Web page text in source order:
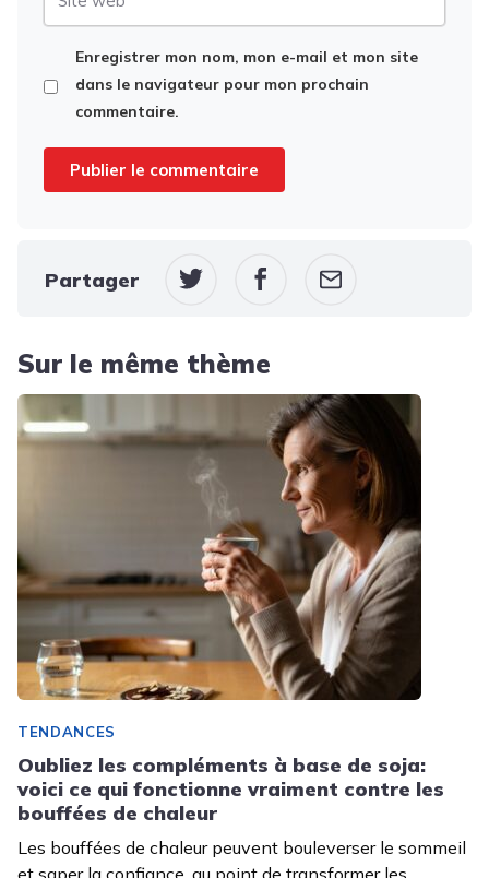
Enregistrer mon nom, mon e-mail et mon site
dans le navigateur pour mon prochain
commentaire.
Partager
Sur le même thème
TENDANCES
Oubliez les compléments à base de soja:
voici ce qui fonctionne vraiment contre les
bouffées de chaleur
Les bouffées de chaleur peuvent bouleverser le sommeil